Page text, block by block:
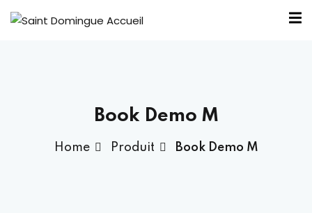
Book Demo M
Home Produit Book Demo M